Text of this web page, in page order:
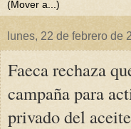
lunes, 22 de febrero de
Faeca rechaza
campaña para
privado del aceite